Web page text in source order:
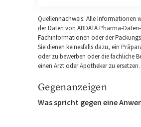
Quellennachweis: Alle Informationen
der Daten von ABDATA Pharma-
Fachinformationen oder der
Sie dienen keinesfalls dazu, ein
oder zu bewerben oder die fachliche
einen Arzt oder Apotheker zu ersetzen.
Gegenanzeigen
Was spricht gegen eine